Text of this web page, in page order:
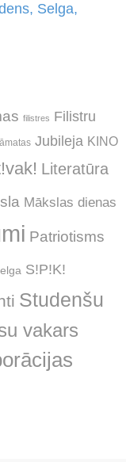
, Selga,
filistres Filistru
Jubileja KINO
Literatūra
Mākslas dienas
Patriotisms
S!P!K!
Studenšu
vakars